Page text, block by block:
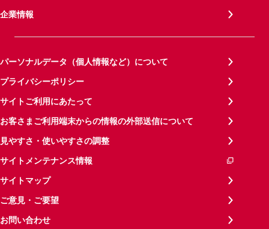
企業情報
パーソナルデータ（個人情報など）について
プライバシーポリシー
サイトご利用にあたって
お客さまご利用端末からの情報の外部送信について
見やすさ・使いやすさの調整
サイトメンテナンス情報
サイトマップ
ご意見・ご要望
お問い合わせ